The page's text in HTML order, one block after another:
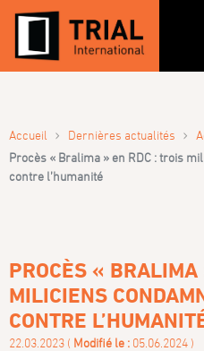
Accueil › Dernières actualités ›
Procès « Bralima » en RDC : trois
contre l’humanité
PROCÈS «
MILICIENS
CONTRE
22.03.2023 ( Modifié le : 05.06.2024 )